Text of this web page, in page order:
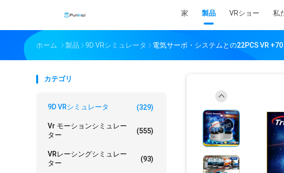
家 製品 VRショー 私
ホーム 製品 9D VRシミュレータ 電気サーボ・システムとの22PCS VR
カテゴリ
9D VRシミュレータ (329)
Vr モーションシミュレー
ター
(555)
VRレーシングシミュレー
ター
(93)